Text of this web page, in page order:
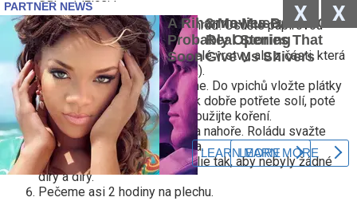
X
X
Jemně opláchněte čerstvou hruď. Osušte papírovou
utěrkou.
Dále odřízněte kůži, a ne z celé vrstvy, ale z části, která
bude uvnitř role (asi polovina).
Zbytek kůže a masa nakrájíme. Do vpichů vložte plátky
oloupaného česneku. Kousek dobře potřete solí, poté
proces tření zopakujte, ale použijte koření.
Srolujte tak, aby kůže zůstala nahoře. Roládu svažte
silnou nití, aby se nerozvinula.
Dále zabalte polotovar do fólie tak, aby nebyly žádné
díry a díry.
Pečeme asi 2 hodiny na plechu.